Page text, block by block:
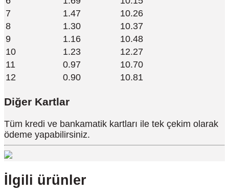
7
1.47
10.26
8
1.30
10.37
9
1.16
10.48
10
1.23
12.27
11
0.97
10.70
12
0.90 10.81
Diğer Kartlar
Tüm kredi ve bankamatik kartları ile tek çekim olarak
ödeme yapabilirsiniz.
İlgili ürünler